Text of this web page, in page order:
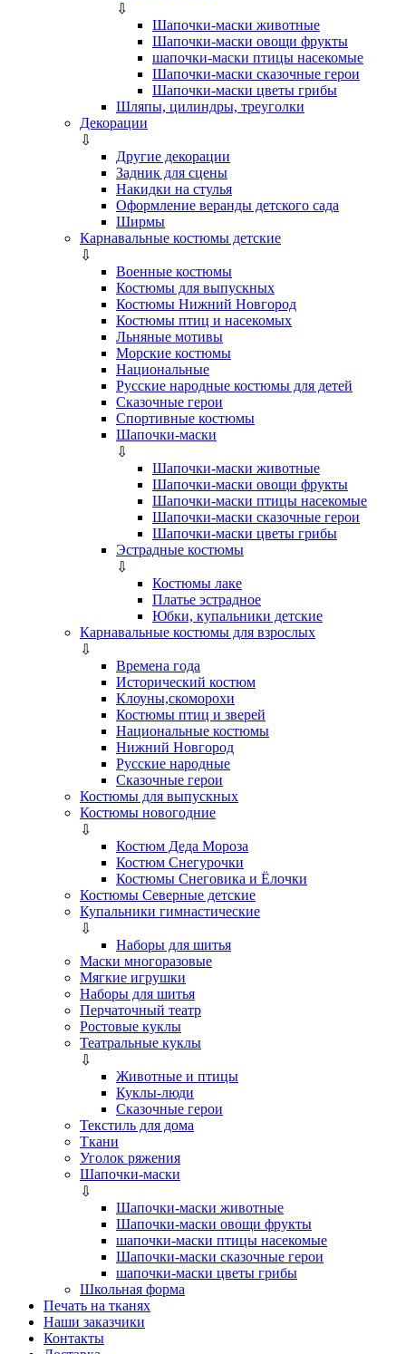
⇩
Шапочки-маски животные
Шапочки-маски овощи фрукты
шапочки-маски птицы насекомые
Шапочки-маски сказочные герои
Шапочки-маски цветы грибы
Шляпы, цилиндры, треуголки
Декорации
⇩
Другие декорации
Задник для сцены
Накидки на стулья
Оформление веранды детского сада
Ширмы
Карнавальные костюмы детские
⇩
Военные костюмы
Костюмы для выпускных
Костюмы Нижний Новгород
Костюмы птиц и насекомых
Льняные мотивы
Морские костюмы
Национальные
Русские народные костюмы для детей
Сказочные герои
Спортивные костюмы
Шапочки-маски
⇩
Шапочки-маски животные
Шапочки-маски овощи фрукты
Шапочки-маски птицы насекомые
Шапочки-маски сказочные герои
Шапочки-маски цветы грибы
Эстрадные костюмы
⇩
Костюмы лаке
Платье эстрадное
Юбки, купальники детские
Карнавальные костюмы для взрослых
⇩
Времена года
Исторический костюм
Клоуны,скоморохи
Костюмы птиц и зверей
Национальные костюмы
Нижний Новгород
Русские народные
Сказочные герои
Костюмы для выпускных
Костюмы новогодние
⇩
Костюм Деда Мороза
Костюм Снегурочки
Костюмы Снеговика и Ёлочки
Костюмы Северные детские
Купальники гимнастические
⇩
Наборы для шитья
Маски многоразовые
Мягкие игрушки
Наборы для шитья
Перчаточный театр
Ростовые куклы
Театральные куклы
⇩
Животные и птицы
Куклы-люди
Сказочные герои
Текстиль для дома
Ткани
Уголок ряжения
Шапочки-маски
⇩
Шапочки-маски животные
Шапочки-маски овощи фрукты
шапочки-маски птицы насекомые
Шапочки-маски сказочные герои
шапочки-маски цветы грибы
Школьная форма
Печать на тканях
Наши заказчики
Контакты